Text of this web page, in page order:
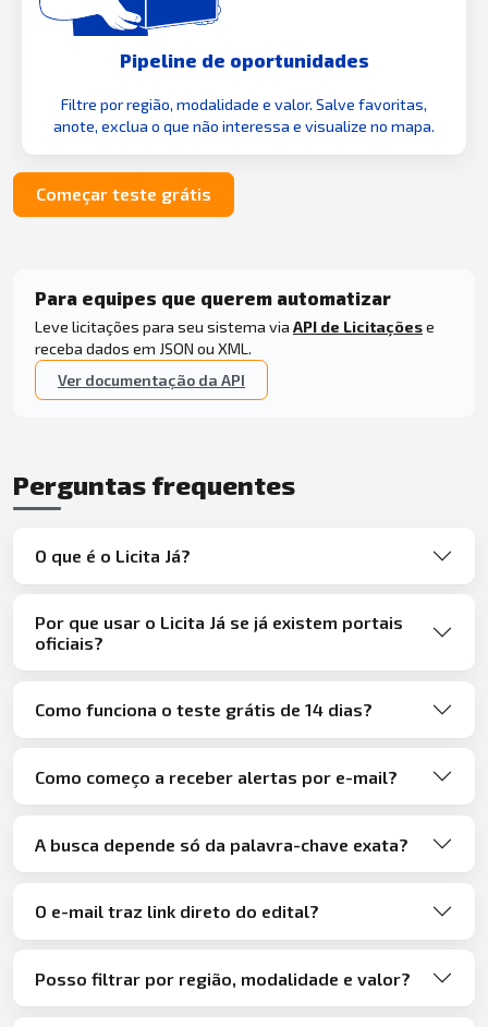
Pipeline de oportunidades
Filtre por região, modalidade e valor. Salve favoritas,
anote, exclua o que não interessa e visualize no mapa.
Começar teste grátis
Para equipes que querem automatizar
Leve licitações para seu sistema via API de Licitaçõese
receba dados em JSON ou XML.
Ver documentação da API
Perguntas frequentes
O que é o Licita Já?
Por que usar o Licita Já se já existem portais
oficiais?
Como funciona o teste grátis de 14 dias?
Como começo a receber alertas por e-mail?
A busca depende só da palavra-chave exata?
O e-mail traz link direto do edital?
Posso filtrar por região, modalidade e valor?